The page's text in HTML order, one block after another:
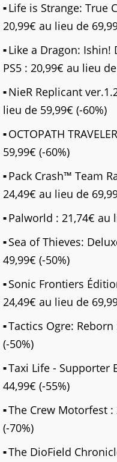
Life is Strange: True
20,99€ au lieu de
Like a Dragon: Ishin!
PS5 : 20,99€ au lieu
NieR Replicant
lieu de 59,99€ (-60%)
OCTOPATH
59,99€ (-60%)
Pack Crash™ Team
24,49€ au lieu de
Palworld : 21,74€ au
Sea of Thieves:
49,99€ (-50%)
Sonic Frontiers
24,49€ au lieu de
Tactics Ogre:
(-50%)
Taxi Life - Supporter
44,99€ (-55%)
The Crew Motorfest
(-70%)
The DioField